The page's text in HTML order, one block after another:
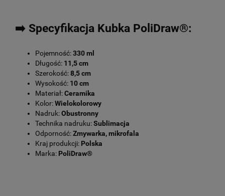
➡️ Specyfikacja Kubka PoliDraw®:
Pojemność:330 ml
Długość: 11,5 cm
Szerokość:8,5 cm
Wysokość: 10 cm
Materiał:Ceramika
Kolor:Wielokolorowy
Nadruk:Obustronny
Technika nadruku:Sublimacja
Odporność:Zmywarka, mikrofala
Kraj produkcji: Polska
Marka: PoliDraw®